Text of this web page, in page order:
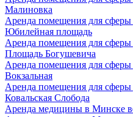
Малиновка
Аренда помещения для сферы
Юбилейная площадь
Аренда помещения для сферы
Площадь Богушевича
Аренда помещения для сферы
Вокзальная
Аренда помещения для сферы
Ковальская Слобода
Аренда медицины в Минске